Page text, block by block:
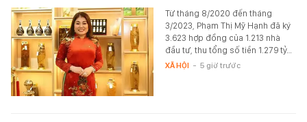
Từ tháng 8/2020 đến tháng
3/2023, Phạm Thị Mỹ Hạnh đã ký
3.623 hợp đồng của 1.213 nhà
đầu tư, thu tổng số tiền 1.279 tỷ…
XÃ HỘI - 5 giờ trước